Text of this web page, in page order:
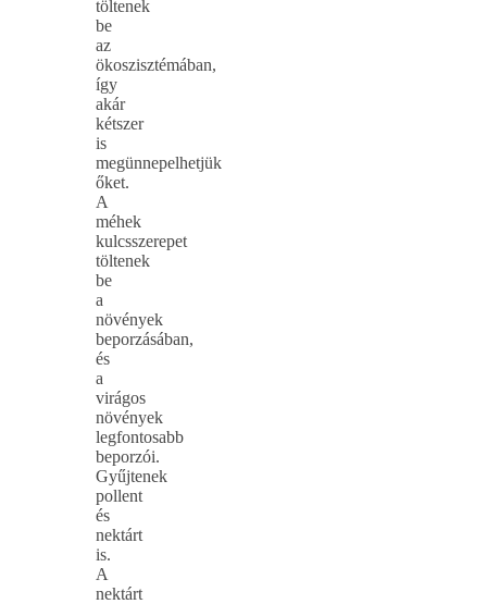
töltenek
be
az
ökoszisztémában,
így
akár
kétszer
is
megünnepelhetjük
őket.
A
méhek
kulcsszerepet
töltenek
be
a
növények
beporzásában,
és
a
virágos
növények
legfontosabb
beporzói.
Gyűjtenek
pollent
és
nektárt
is.
A
nektárt